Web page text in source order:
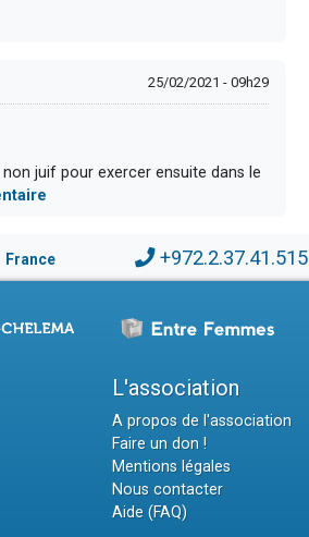
25/02/2021 - 09h29
juif pour exercer ensuite dans le
France +972.2.37.41.515
L'association
A propos de l'association
Faire un don !
Mentions légales
Nous contacter
Aide (FAQ)